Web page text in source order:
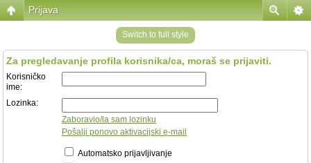
Prijava
Switch to full style
Za pregledavanje profila korisnika/ca, moraš se prijaviti.
Korisničko
ime:
Lozinka:
Zaboravio/la sam lozinku
Pošalji ponovo aktivacijski e-mail
Automatsko prijavljivanje